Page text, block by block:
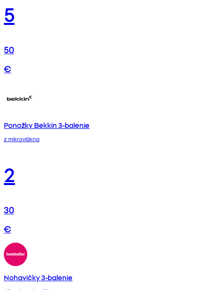
5
50
€
Ponožky Bekkin 3-balenie
z mikrovlákna
2
30
€
Nohavičky 3-balenie